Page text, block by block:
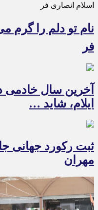
اسلام انصاری فر
نام تو دلم را گرم
فر
آخرین سال خادمی
ایلام، شاید …
ثبت رکورد جهانی
مهران